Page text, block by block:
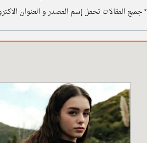
* جميع المقالات تحمل إسم المصدر و العنوان